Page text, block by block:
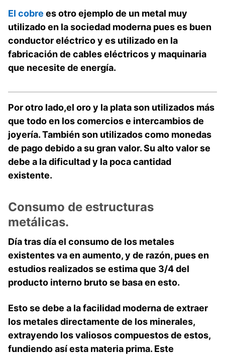
El cobre es otro ejemplo de un metal muy
utilizado en la sociedad moderna pues es buen
conductor eléctrico y es utilizado en la
fabricación de cables eléctricos y maquinaria
que necesite de energía.
Por otro lado,el oro y la plata son utilizados más
que todo en los comercios e intercambios de
joyería. También son utilizados como monedas
de pago debido a su gran valor. Su alto valor se
debe a la dificultad y la poca cantidad
existente.
Consumo de estructuras
metálicas.
Día tras día el consumo de los metales
existentes va en aumento, y de razón, pues en
estudios realizados se estima que 3/4 del
producto interno bruto se basa en esto.
Esto se debe a la facilidad moderna de extraer
los metalesdirectamente de los minerales,
extrayendo los valiosos compuestos de estos,
fundiendo así esta materia prima. Este